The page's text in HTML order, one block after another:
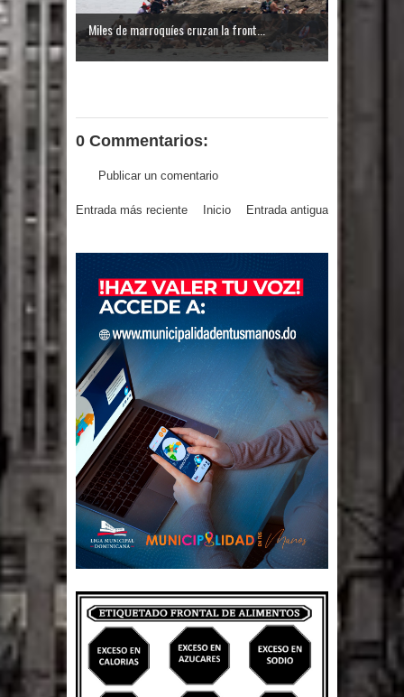
Miles de marroquíes cruzan la front...
0 Commentarios:
Publicar un comentario
Entrada más reciente Entrada antigua
Inicio